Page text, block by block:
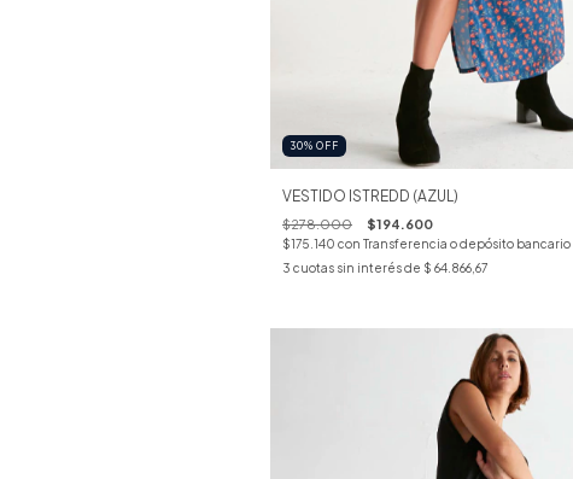
30% OFF
VESTIDO ISTREDD (AZUL)
$278.000 $194.600
$175.140 con Transferencia o depósito bancario
3 cuotas sin interés de $ 64.866,67